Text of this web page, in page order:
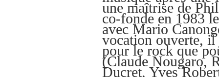
une maîtrise de
co-fonde en 1983
avec Mario
vocation ouverte, il
pour le rock que
(Claude Nougaro,
Ducret, Yves